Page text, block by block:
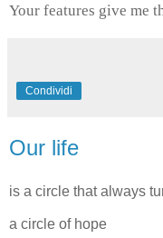
Your features give me
Condividi
Our life
is a circle that always
a circle of hope